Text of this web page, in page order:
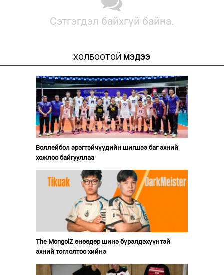
Сэтгэгдэл байхгүй байна.
ХОЛБООТОЙ МЭДЭЭ
Воллейбол эрэгтэйчүүдийн шигшээ баг эхний
хожлоо байгууллаа
The MongolZ өнөөдөр шинэ бүрэлдэхүүнтэй
эхний тоглолтоо хийнэ